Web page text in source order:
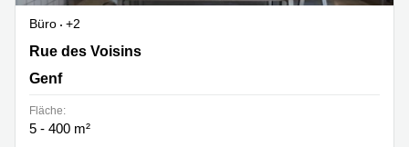
Büro
+2
Rue des Voisins 20B, Genf
Rue des Voisins
Genf
Fläche:
5 - 400 m²